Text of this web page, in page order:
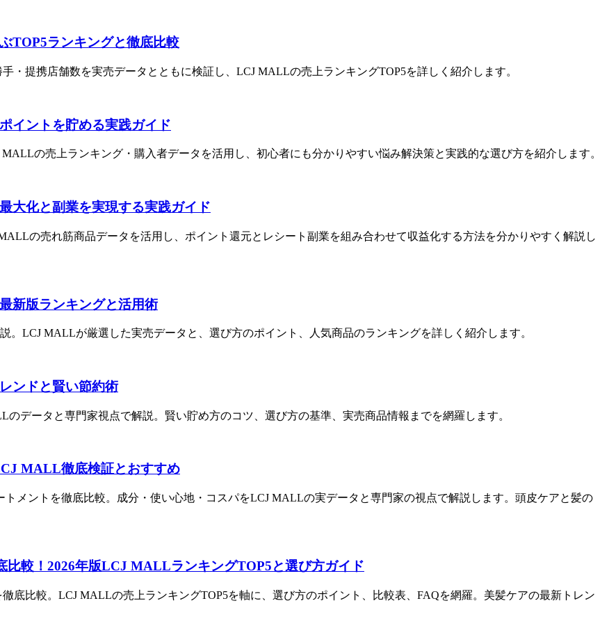
TOP5ランキングと徹底比較
・提携店舗数を実売データとともに検証し、LCJ MALLの売上ランキングTOP5を詳しく紹介します。
イントを貯める実践ガイド
の売上ランキング・購入者データを活用し、初心者にも分かりやすい悩み解決策と実践的な選び方を紹介します。
大化と副業を実現する実践ガイド
の売れ筋商品データを活用し、ポイント還元とレシート副業を組み合わせて収益化する方法を分かりやすく解説し
新版ランキングと活用術
。LCJ MALLが厳選した実売データと、選び方のポイント、人気商品のランキングを詳しく紹介します。
ンドと賢い節約術
データと専門家視点で解説。賢い貯め方のコツ、選び方の基準、実売商品情報までを網羅します。
MALL徹底検証とおすすめ
メントを徹底比較。成分・使い心地・コスパをLCJ MALLの実データと専門家の視点で解説します。頭皮ケアと髪の
比較！2026年版LCJ MALLランキングTOP5と選び方ガイド
底比較。LCJ MALLの売上ランキングTOP5を軸に、選び方のポイント、比較表、FAQを網羅。美髪ケアの最新トレン